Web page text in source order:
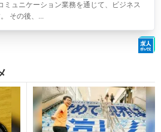
ミュニケーション業務を通じて、ビジネス
その後、...